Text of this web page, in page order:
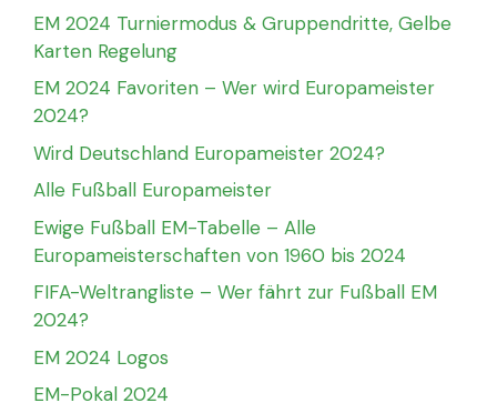
EM 2024 Turniermodus & Gruppendritte, Gelbe
Karten Regelung
EM 2024 Favoriten – Wer wird Europameister
2024?
Wird Deutschland Europameister 2024?
Alle Fußball Europameister
Ewige Fußball EM-Tabelle – Alle
Europameisterschaften von 1960 bis 2024
FIFA-Weltrangliste – Wer fährt zur Fußball EM
2024?
EM 2024 Logos
EM-Pokal 2024